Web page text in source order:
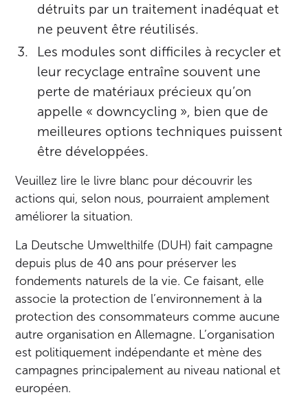
détruits par un traitement inadéquat et
ne peuvent être réutilisés.
Les modules sont difficiles à recycler et
leur recyclage entraîne souvent une
perte de matériaux précieux qu’on
appelle « downcycling », bien que de
meilleures options techniques puissent
être développées.
Veuillez lire le livre blanc pour découvrir les
actions qui, selon nous, pourraient amplement
améliorer la situation.
La Deutsche Umwelthilfe (DUH) fait campagne
depuis plus de 40 ans pour préserver les
fondements naturels de la vie. Ce faisant, elle
associe la protection de l’environnement à la
protection des consommateurs comme aucune
autre organisation en Allemagne. L’organisation
est politiquement indépendante et mène des
campagnes principalement au niveau national et
européen.